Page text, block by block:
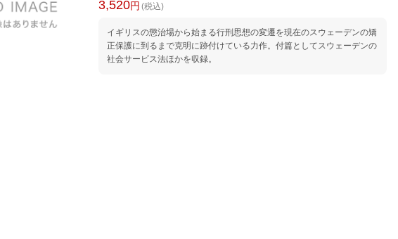
3,520円 (税込)
イギリスの懲治場から始まる行刑思想の変遷を現在のスウェーデンの矯
正保護に到るまで克明に跡付けている力作。付篇としてスウェーデンの
社会サービス法ほかを収録。